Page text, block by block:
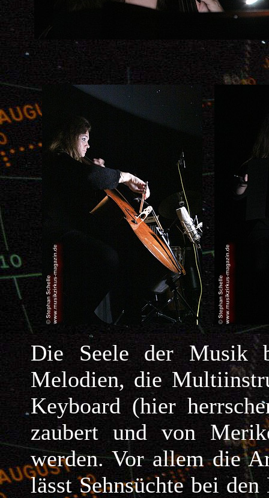
Die Seele der Musik
Melodien, die
Keyboard (hier
zaubert und von
werden. Vor allem die
lässt Sehnsüchte bei